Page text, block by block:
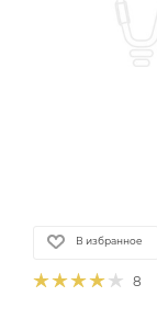
В избранное
8